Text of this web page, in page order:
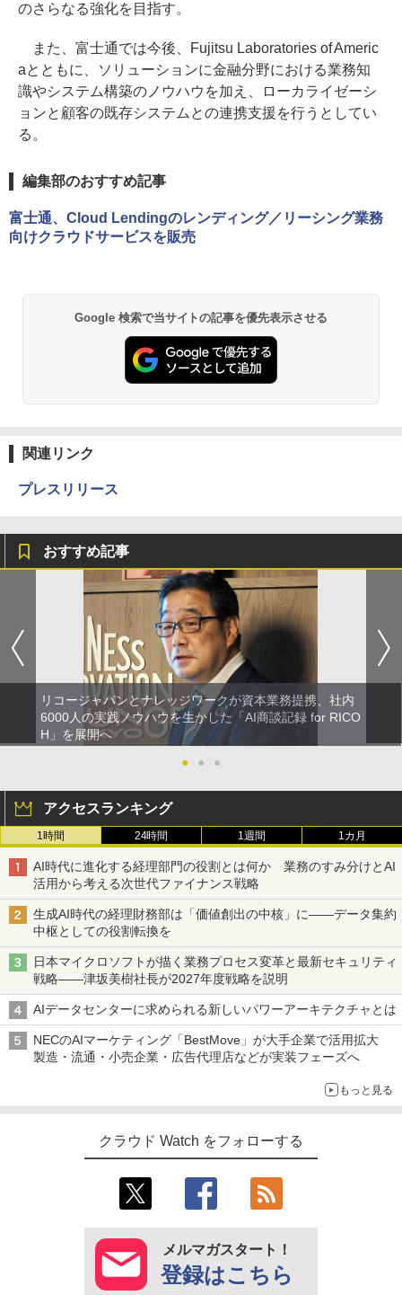
のさらなる強化を目指す。
また、富士通では今後、Fujitsu Laboratories of Americ
aとともに、ソリューションに金融分野における業務知
識やシステム構築のノウハウを加え、ローカライゼーシ
ョンと顧客の既存システムとの連携支援を行うとしてい
る。
編集部のおすすめ記事
富士通、Cloud Lendingのレンディング／リーシング業務
向けクラウドサービスを販売
Google 検索で当サイトの記事を優先表示させる
関連リンク
プレスリリース
おすすめ記事
リコージャパンとナレッジワークが資本業務提携、社内
6000人の実践ノウハウを生かした「AI商談記録 for RICO
H」を展開へ
●
● ●
アクセスランキング
1時間 24時間 1週間 1カ月
AI時代に進化する経理部門の役割とは何か 業務のすみ分けとAI
活用から考える次世代ファイナンス戦略
生成AI時代の経理財務部は「価値創出の中核」に――データ集約
中枢としての役割転換を
日本マイクロソフトが描く業務プロセス変革と最新セキュリティ
戦略――津坂美樹社長が2027年度戦略を説明
AIデータセンターに求められる新しいパワーアーキテクチャとは
NECのAIマーケティング「BestMove」が大手企業で活用拡大
製造・流通・小売企業・広告代理店などが実装フェーズへ
もっと見る
クラウド Watch をフォローする
メルマガスタート！
登録はこちら